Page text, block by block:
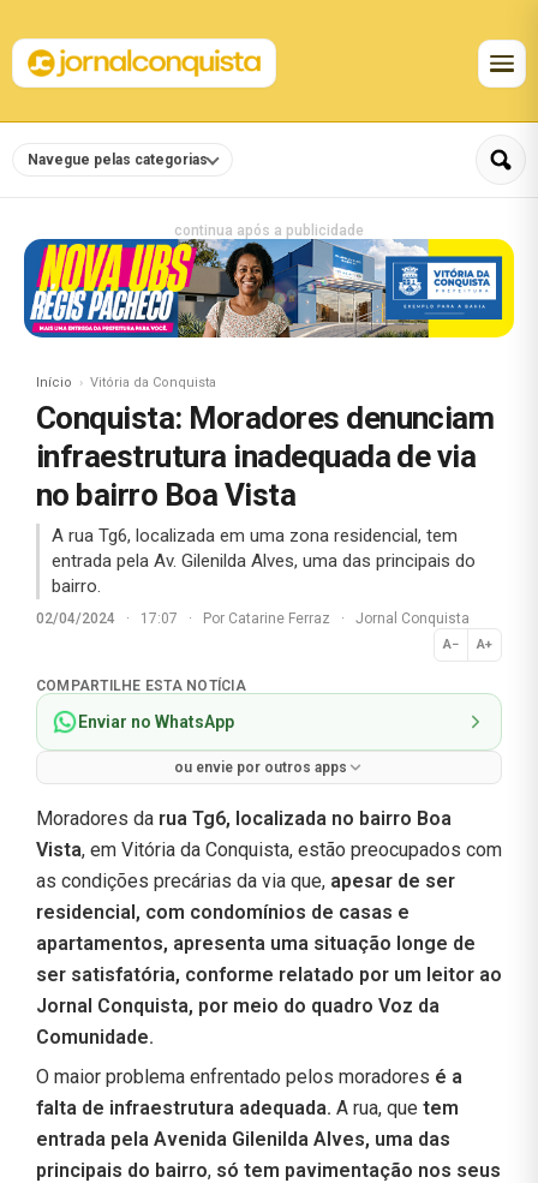
Navegue pelas categorias
continua após a publicidade
Início Vitória da Conquista
Conquista: Moradores denunciam
infraestrutura inadequada de via
no bairro Boa Vista
A rua Tg6, localizada em uma zona residencial, tem
entrada pela Av. Gilenilda Alves, uma das principais do
bairro.
02/04/2024 · 17:07 · Por Catarine Ferraz · Jornal Conquista
A− A+
Normal
COMPARTILHE ESTA NOTÍCIA
Enviar no WhatsApp
ou envie por outros apps
Moradores da rua Tg6, localizada no bairro Boa
Vista, em Vitória da Conquista, estão preocupados com
as condições precárias da via que, apesar de ser
residencial, com condomínios de casas e
apartamentos, apresenta uma situação longe de
ser satisfatória, conforme relatado por um leitor ao
Jornal Conquista, por meio do quadro Voz da
Comunidade.
O maior problema enfrentado pelos moradores é a
falta de infraestrutura adequada. A rua, que tem
entrada pela Avenida Gilenilda Alves, uma das
principais do bairro, só tem pavimentação nos seus